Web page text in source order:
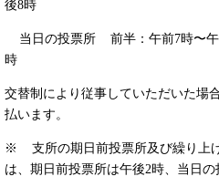
後8時
当日の投票所 前半：午前7時〜
時
交替制により従事していただいた場
払います。
※ 支所の期日前投票所及び繰り上
は、期日前投票所は午後2時、当日の